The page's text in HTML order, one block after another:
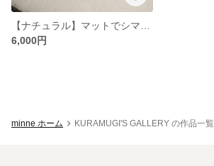
6,000円
minne ホーム KURAMUGI'S GALLERY の作品一覧